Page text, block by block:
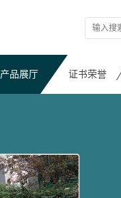
产品展厅 证书荣誉